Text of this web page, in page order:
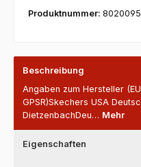
Produktnummer:
Beschreibung
Angaben zum Hersteller
GPSR)Skechers USA
DietzenbachDeu… Mehr
Eigenschaften